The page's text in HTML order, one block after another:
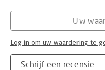
Mens
Schrijf een recensie
Uw
Log in om uw waardering te